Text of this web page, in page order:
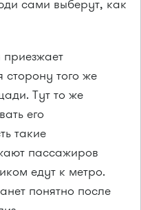
сами выберут, как
сторону того же
Тут то же
его
такие
пассажиров
едут к метро.
понятно после